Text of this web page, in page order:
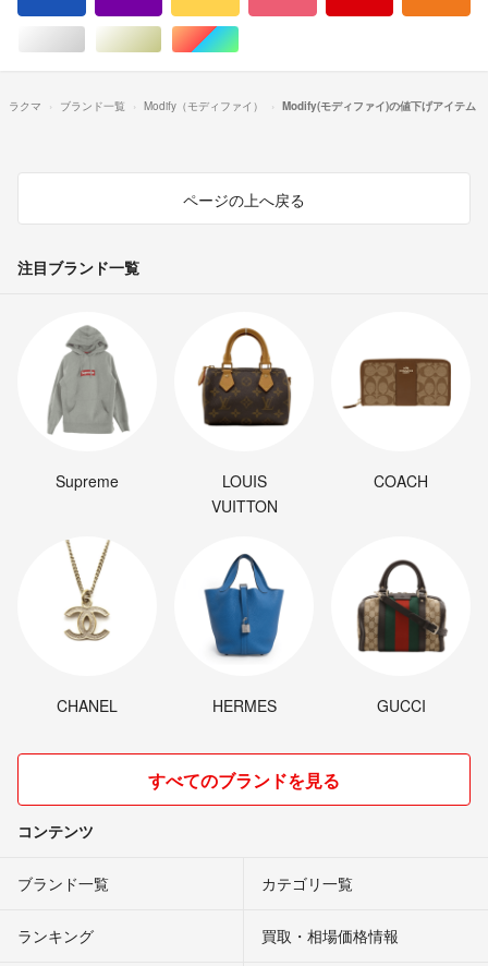
シルバー/銀色系ゴールド/金色系マルチカラー
ラクマ ブランド一覧 Modify（モディファイ） Modify(モディファイ)の値下げアイテム
ページの上へ戻る
注目ブランド一覧
Supreme
LOUIS
VUITTON
COACH
CHANEL HERMES GUCCI
すべてのブランドを見る
コンテンツ
ブランド一覧 カテゴリ一覧
ランキング 買取・相場価格情報